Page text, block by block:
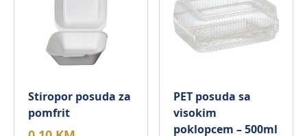
Stiropor posuda za
pomfrit
PET posuda sa
visokim
poklopcem – 500ml